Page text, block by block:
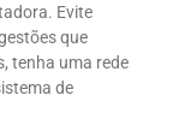
Evite
que
tenha uma rede
de